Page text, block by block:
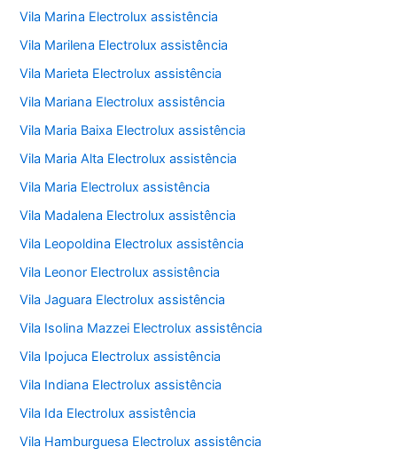
Vila Marina Electrolux assistência
Vila Marilena Electrolux assistência
Vila Marieta Electrolux assistência
Vila Mariana Electrolux assistência
Vila Maria Baixa Electrolux assistência
Vila Maria Alta Electrolux assistência
Vila Maria Electrolux assistência
Vila Madalena Electrolux assistência
Vila Leopoldina Electrolux assistência
Vila Leonor Electrolux assistência
Vila Jaguara Electrolux assistência
Vila Isolina Mazzei Electrolux assistência
Vila Ipojuca Electrolux assistência
Vila Indiana Electrolux assistência
Vila Ida Electrolux assistência
Vila Hamburguesa Electrolux assistência